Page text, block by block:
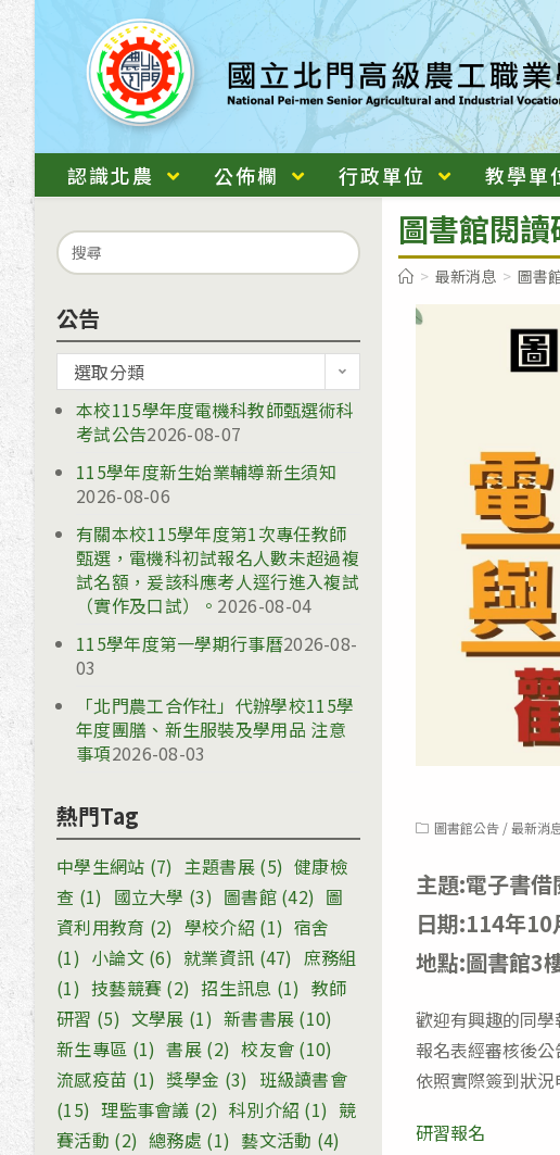
跳
主
要
內
容
認識北農 公佈欄 行政單位 教學單
圖書館閱
> 最新消息 > 圖書
Post圖書館公告 /最新消
主題:電子書
日期:114年
地點:圖書館3
歡迎有興趣的同學
報名表經審核後公
依照實際簽到狀況
研習報名
Search
for:
公告
告
選取分類
本校115學年度電機科教師甄選術科
考試公告2026-08-07
115學年度新生始業輔導新生須知
2026-08-06
有關本校115學年度第1次專任教師
甄選，電機科初試報名人數未超過複
試名額，爰該科應考人逕行進入複試
（實作及口試）。 2026-08-04
115學年度第一學期行事曆2026-08-
03
「北門農工合作社」代辦學校115學
年度團膳、新生服裝及學用品 注意
事項2026-08-03
熱門Tag
中學生網站 (7) 主題書展(5) 健康檢
查 (1) 國立大學 (3) 圖書館(42) 圖
資利用教育 (2) 學校介紹 (1) 宿舍
(1) 小論文(6) 就業資訊 (47) 庶務組
(1) 技藝競賽 (2) 招生訊息 (1) 教師
研習 (5) 文學展 (1) 新書書展 (10)
新生專區 (1) 書展 (2) 校友會 (10)
流感疫苗 (1) 獎學金 (3) 班級讀書會
(15) 理監事會議 (2) 科別介紹 (1) 競
賽活動 (2) 總務處 (1) 藝文活動 (4)